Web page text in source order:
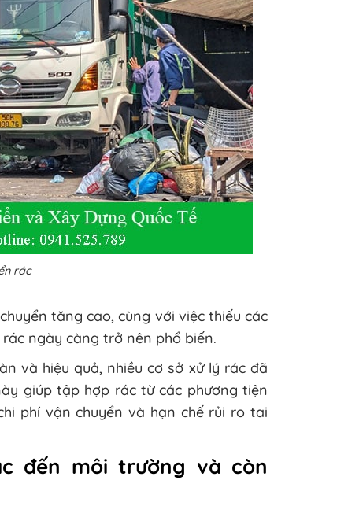
rác
tăng cao, cùng với việc thiếu các
ngày càng trở nên phổ biến.
và hiệu quả, nhiều cơ sở xử lý rác đã
giúp tập hợp rác từ các phương tiện
phí vận chuyển và hạn chế rủi ro tai
đến môi trường và còn